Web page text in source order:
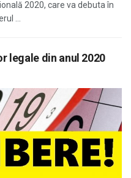
2020, care va debuta în
...
legale din anul 2020